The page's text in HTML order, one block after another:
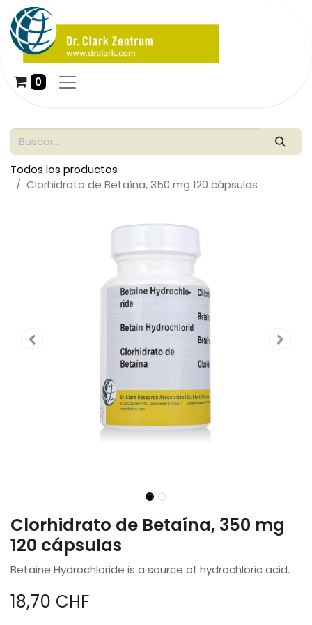
0
Todos los productos
Clorhidrato de Betaína, 350 mg 120 cápsulas
Clorhidrato de Betaína, 350 mg
120 cápsulas
Betaine Hydrochloride is a source of hydrochloric acid.
18,70 CHF